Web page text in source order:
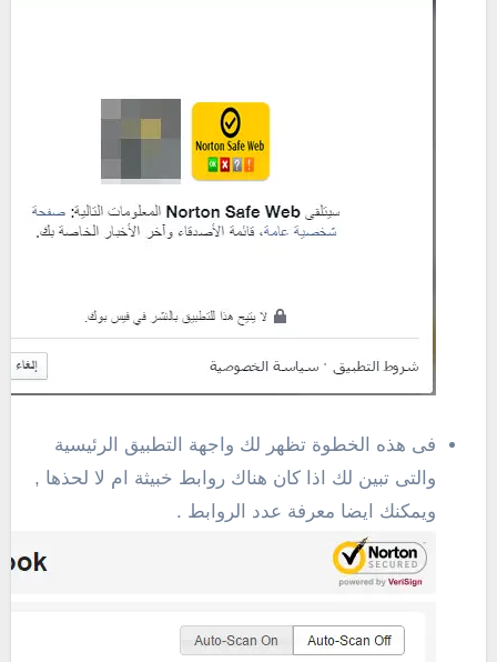
فى هذه الخطوة تظهر لك واجهة التطبيق الرئيسية
والتى تبين لك اذا كان هناك روابط خبيثة ام لا لحذها ,
ويمكنك ايضا معرفة عدد الروابط .